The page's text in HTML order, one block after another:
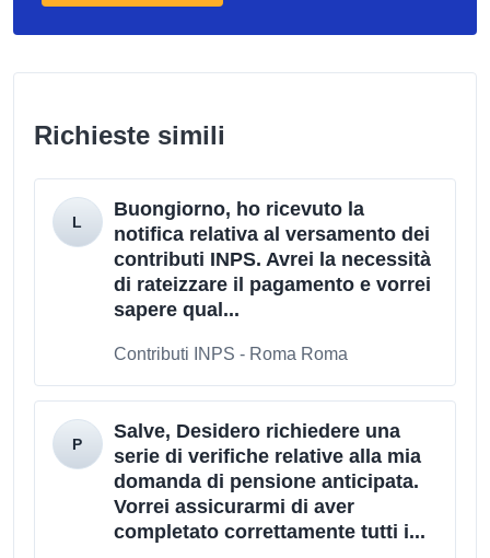
Richieste simili
Buongiorno, ho ricevuto la
notifica relativa al versamento dei
contributi INPS. Avrei la necessità
di rateizzare il pagamento e vorrei
sapere qual...
Contributi INPS - Roma Roma
Salve, Desidero richiedere una
serie di verifiche relative alla mia
domanda di pensione anticipata.
Vorrei assicurarmi di aver
completato correttamente tutti i...